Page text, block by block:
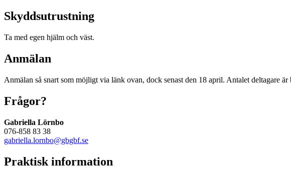
Skyddsutrustning
Ta med egen hjälm och väst.
Anmälan
Anmälan så snart som möjligt via länk ovan, dock senast den 18 april. Antalet deltagare är
Frågor?
Gabriella Lörnbo
076-858 83 38
gabriella.lornbo@gbgbf.se
Praktisk information